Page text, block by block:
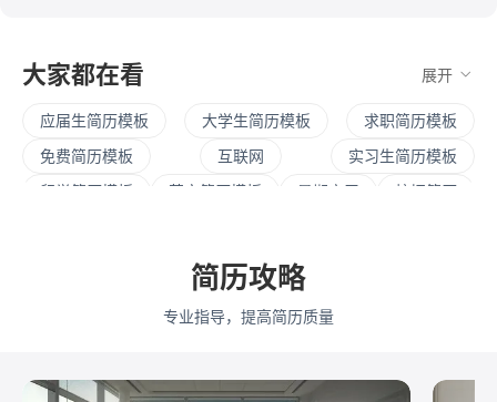
大家都在看 展开
应届生简历模板 大学生简历模板
求职简历模板
免费简历模板
互联网
实习生简历模板
留学简历模板
英文简历模板 暑期实习
校招简历
考研复试 简历范文
简历攻略
专业指导，提高简历质量